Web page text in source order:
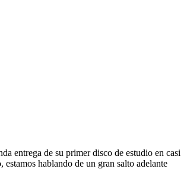
entrega de su primer disco de estudio en casi
estamos hablando de un gran salto adelante